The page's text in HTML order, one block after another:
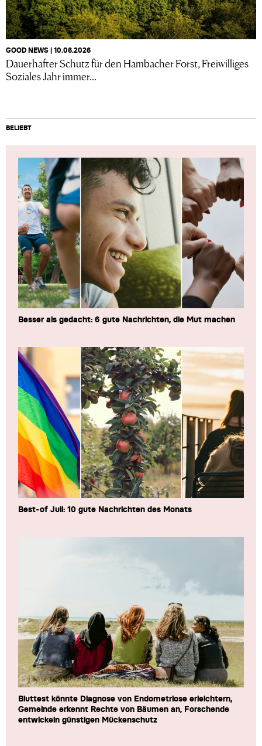
GOOD NEWS | 10.06.2026
Dauerhafter Schutz für den Hambacher Forst, Freiwilliges
Soziales Jahr immer...
BELIEBT
Besser als gedacht: 6 gute Nachrichten, die Mut machen
Best-of Juli: 10 gute Nachrichten des Monats
Bluttest könnte Diagnose von Endometriose erleichtern,
Gemeinde erkennt Rechte von Bäumen an, Forschende
entwickeln günstigen Mückenschutz